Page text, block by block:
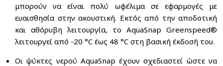
μπορούν να είναι πολύ ωφέλιμα σε εφαρμογές με
ευαισθησία στην ακουστική. Εκτός από την αποδοτική
και αθόρυβη λειτουργία, το AquaSnap Greenspeed®
λειτουργεί από -20 °C έως 48 °C στη βασική έκδοσή του.
Οι ψύκτες νερού AquaSnap έχουν σχεδιαστεί ώστε να